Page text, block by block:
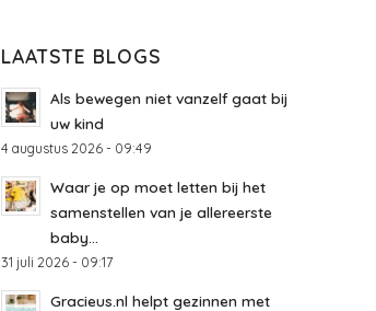
LAATSTE BLOGS
Als bewegen niet vanzelf gaat bij
uw kind
4 augustus 2026 - 09:49
Waar je op moet letten bij het
samenstellen van je allereerste
baby...
31 juli 2026 - 09:17
Gracieus.nl helpt gezinnen met